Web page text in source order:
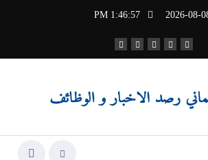
2026-08-
1:46:58 PM